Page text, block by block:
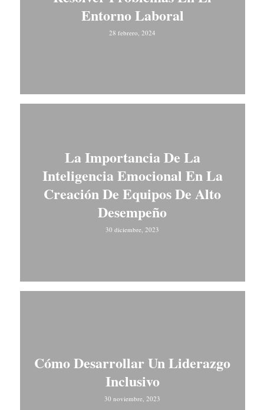
Entorno Laboral
28 febrero, 2024
La Importancia De La
Inteligencia Emocional En La
Creación De Equipos De Alto
Desempeño
30 diciembre, 2023
Cómo Desarrollar Un Liderazgo
Inclusivo
30 noviembre, 2023